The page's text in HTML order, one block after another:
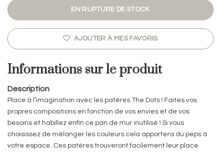
EN RUPTURE DE STOCK
AJOUTER À MES FAVORIS
Informations sur le produit
Description
Place à l’imagination avec les patères The Dots ! Faites vos
propres compositions en fonction de vos envies et de vos
besoins et habillez enfin ce pan de mur inutilisé ! Si vous
choisissez de mélanger les couleurs cela apportera du peps à
votre espace. Ces patères trouveront facilement leur place